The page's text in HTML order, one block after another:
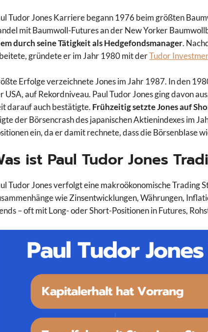
Tudor Jones Karriere begann 1976 beim größten
mit Baumwoll-Futures an der New Yorker
durch seine Tätigkeit als Hedgefondsmanager.
gründete er im Jahr 1980 mit derTudor
Erfolge verzeichnete Jones im Jahr 1987. In den
USA, auf Rekordniveau. Paul Tudor Jones ging davon
darauf auch bestätigte. Frühzeitig setzte Jones auf
der Börsencrash des japanischen Aktienindexes im
ein, da er damit rechnete, dass die Börsenblase
ist Paul Tudor Jones
Tudor Jones verfolgt eine makroökonomische Trading
wie Zinsentwicklungen, Währungen,
– oft mit Long- oder Short-Positionen in Futures,